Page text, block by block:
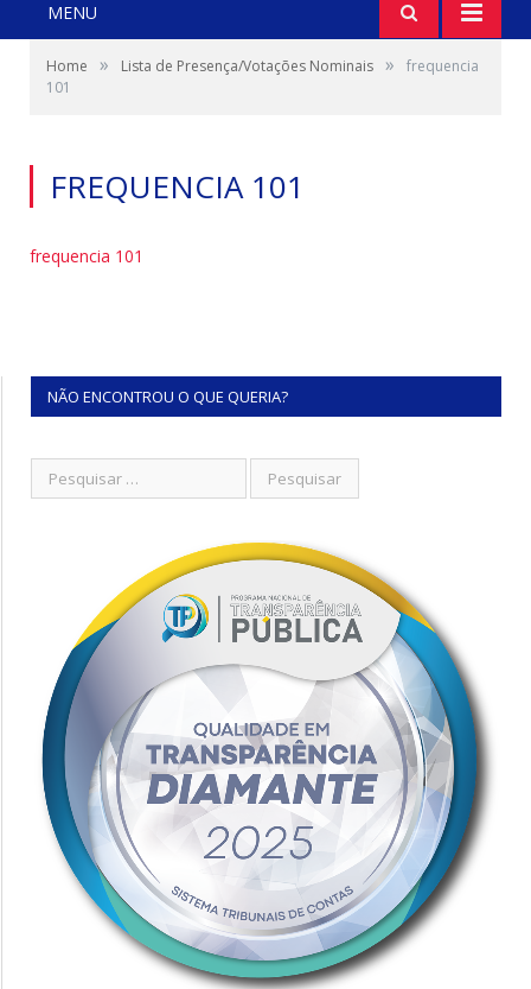
MENU
Home » Lista de Presença/Votações Nominais »
frequencia
101
FREQUENCIA 101
frequencia 101
NÃO ENCONTROU O QUE QUERIA?